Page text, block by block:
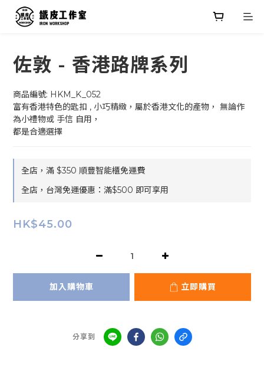
佐敦 - 香港路牌系列
商品編號: HKM_K_052
富有香港特色的匙扣 , 小巧精緻，屬於香港文化的產物， 無論作
為小禮物或 手信 自用，
都是合適選擇
全店，滿 $350 順豐智能櫃免運費
全店，台灣免運優惠：滿$500 即可享用
HK$45.00
加入購物車 立即購買
分享到